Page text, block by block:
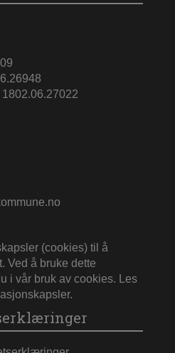
(cookies) til å
Ved å bruke dette
i vår bruk av cookies.
Les
.